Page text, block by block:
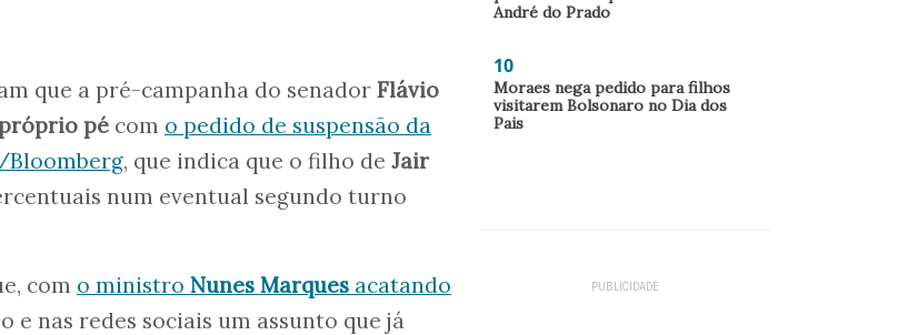
que a pré-campanha do senador Flávio
pé com o pedido de suspensão da
Bloomberg, que indica que o filho de Jair
num eventual segundo turno
com o ministro Nunes Marques acatando
nas redes sociais um assunto que já
André do Prado
10
Moraes nega pedido para filhos
visitarem Bolsonaro no Dia dos
Pais